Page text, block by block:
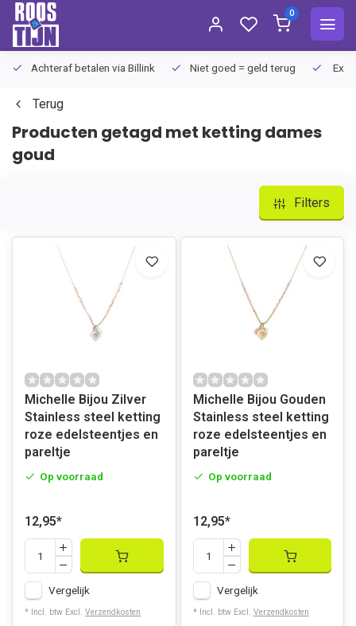
0
Achteraf betalen via Billink Niet goed = geld terug
Terug
Producten getagd met ketting dames
goud
Filters
Michelle Bijou Zilver
Stainless steel ketting
roze edelsteentjes en
pareltje
Op voorraad
12,95*
Vergelijk
* Incl. btw Excl. Verzendkosten
Michelle Bijou Gouden
Stainless steel ketting
roze edelsteentjes en
pareltje
Op voorraad
12,95*
Vergelijk
* Incl. btw Excl. Verzendkosten